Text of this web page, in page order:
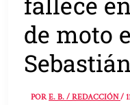
de moto
PORE. B. / REDACCIÓN/